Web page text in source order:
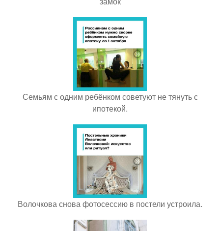
Семьям с одним ребёнком советуют не тянуть с
ипотекой.
Волочкова снова фотосессию в постели устроила.